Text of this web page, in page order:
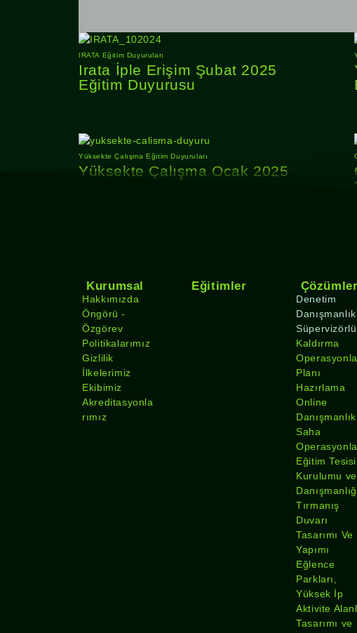
IRATA Eğitim Duyuruları
Irata İple Erişim Şubat 2025
Eğitim Duyurusu
Yüksekte Çalışma Eğitim Duyuruları
Yüksekte Çalışma Ocak 2025
Kurumsal
Hakkımızda
Öngörü -
Özgörev
Politikalarımız
Gizlilik
İlkelerimiz
Ekibimiz
Akreditasyonla
rımız
Eğitimler Çözümler
Denetim
Danışmanlık
Kaldırma
Planı
Hazırlama
Online
Danışmanlık
Saha
Eğitim Tesisi
Kurulumu ve
Tırmanış
Duvarı
Tasarımı Ve
Yapımı
Eğlence
Parkları,
Yüksek İp
Aktivite
Tasarımı ve